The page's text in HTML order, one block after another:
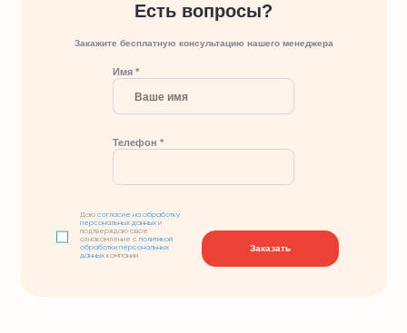
Есть вопросы?
Закажите бесплатную консультацию нашего менеджера
Имя *
Телефон *
Даюсогласие на обработку
персональных данных и
подтверждаю свое
ознакомление сполитикой
обработки персональных
данных компании
Заказать